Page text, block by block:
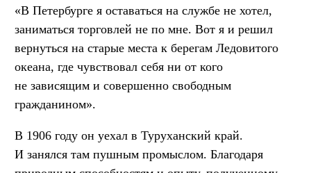
«В Петербурге я оставаться на службе не хотел,
заниматься торговлей не по мне. Вот я и решил
вернуться на старые места к берегам Ледовитого
океана, где чувствовал себя ни от кого
не зависящим и совершенно свободным
гражданином».
В 1906 году он уехал в Туруханский край.
И занялся там пушным промыслом. Благодаря